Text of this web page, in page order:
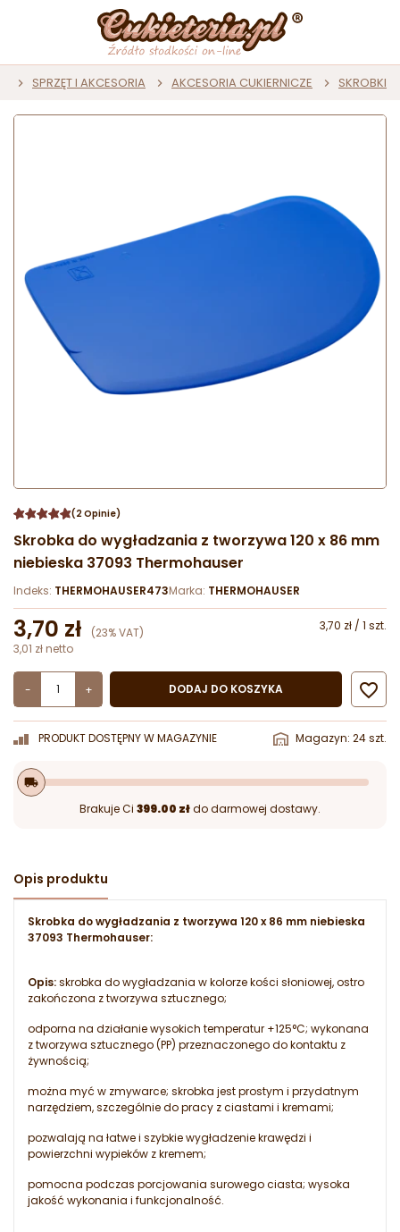
SPRZĘT I AKCESORIA AKCESORIA CUKIERNICZE SKROBKI
(2 Opinie)
Skrobka do wygładzania z tworzywa 120 x 86 mm
niebieska 37093 Thermohauser
Indeks: THERMOHAUSER473Marka: THERMOHAUSER
3,70 zł (23% VAT)
3,70 zł / 1 szt.
3,01 zł netto
- + DODAJ DO KOSZYKA 
PRODUKT DOSTĘPNY W MAGAZYNIE Magazyn: 24 szt.
local_shipping
Brakuje Ci 399.00 złdo darmowej dostawy.
Opis produktu
Skrobka do wygładzania z tworzywa 120 x 86 mm niebieska
37093 Thermohauser:
Opis:skrobka do wygładzania w kolorze kości słoniowej, ostro
zakończona z tworzywa sztucznego;
odporna na działanie wysokich temperatur +125°C; wykonana
z tworzywa sztucznego (PP) przeznaczonego do kontaktu z
żywnością;
można myć w zmywarce; skrobka jest prostym i przydatnym
narzędziem, szczególnie do pracy z ciastami i kremami;
pozwalają na łatwe i szybkie wygładzenie krawędzi i
powierzchni wypieków z kremem;
pomocna podczas porcjowania surowego ciasta; wysoka
jakość wykonania i funkcjonalność.